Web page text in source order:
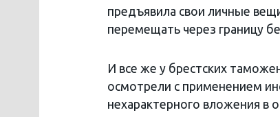
предъявила свои личные
перемещать через границу
И все же у брестских
осмотрели с применением
нехарактерного вложения в